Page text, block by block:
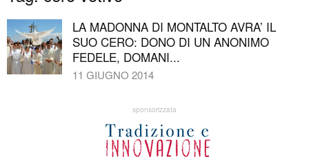
LA MADONNA DI MONTALTO AVRA’ IL
SUO CERO: DONO DI UN ANONIMO
FEDELE, DOMANI...
11 GIUGNO 2014
sponsorizzata